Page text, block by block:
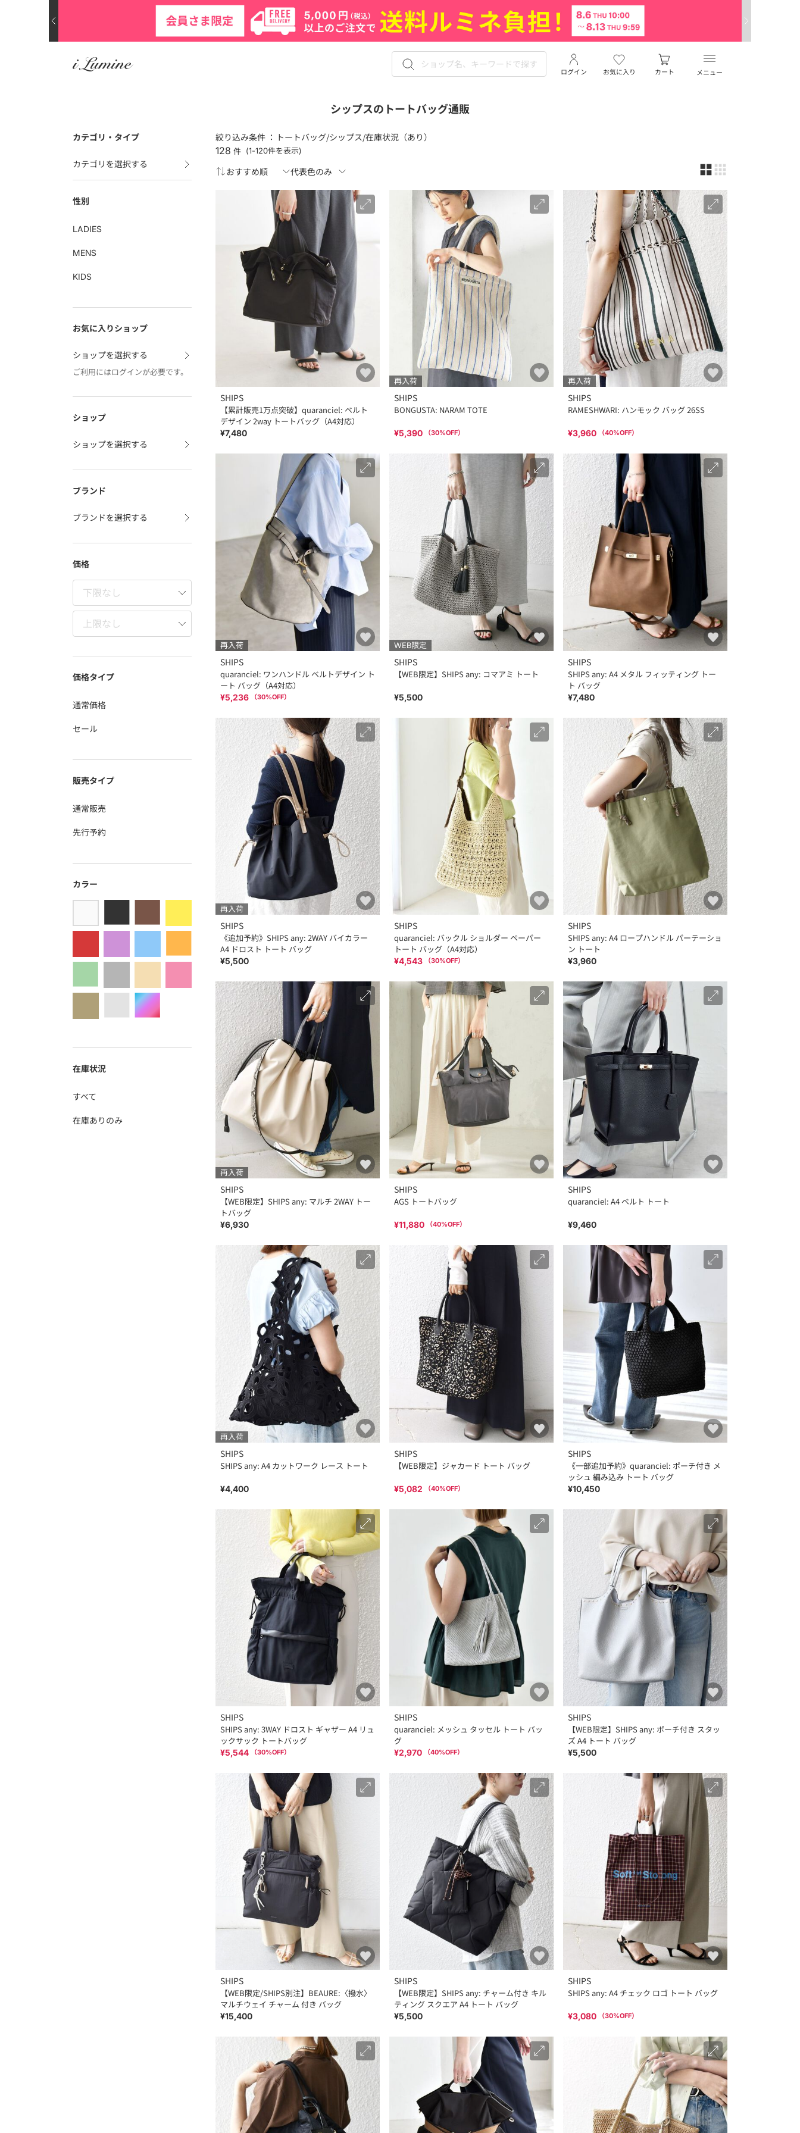
メニュー
お気に入り
ログイン カート
シップスのトートバッグ通販
カテゴリ・タイプ
カテゴリを選択する
性別
LADIES
MENS
KIDS
お気に入りショップ
ショップを選択する
ご利用にはログインが必要です。
ショップ
ショップを選択する
ブランド
ブランドを選択する
価格
価格タイプ
通常価格
セール
販売タイプ
通常販売
先行予約
カラー
在庫状況
すべて
在庫ありのみ
絞り込み条件 ： トートバッグ/シップス/在庫状況（あり）
128 件 (1-120件を表示)
SHIPS
【累計販売1万点突破】quaranciel: ベルト
デザイン 2way トートバッグ（A4対応）
¥7,480
再入荷
SHIPS
BONGUSTA: NARAM TOTE
¥5,390 （30%OFF）
再入荷
SHIPS
RAMESHWARI: ハンモック バッグ 26SS
¥3,960 （40%OFF）
再入荷
SHIPS
quaranciel: ワンハンドル ベルトデザイン ト
ート バッグ（A4対応）
¥5,236 （30%OFF）
WEB限定
SHIPS
【WEB限定】SHIPS any: コマアミ トート
¥5,500
SHIPS
SHIPS any: A4 メタル フィッティング トー
ト バッグ
¥7,480
再入荷
SHIPS
《追加予約》SHIPS any: 2WAY バイカラー
A4 ドロスト トート バッグ
¥5,500
SHIPS
quaranciel: バックル ショルダー ペーパー
トート バッグ（A4対応）
¥4,543 （30%OFF）
SHIPS
SHIPS any: A4 ロープハンドル パーテーショ
ン トート
¥3,960
再入荷
SHIPS
【WEB限定】SHIPS any: マルチ 2WAY トー
トバッグ
¥6,930
SHIPS
AGS トートバッグ
¥11,880 （40%OFF）
SHIPS
quaranciel: A4 ベルト トート
¥9,460
再入荷
SHIPS
SHIPS any: A4 カットワーク レース トート
¥4,400
SHIPS
【WEB限定】ジャカード トート バッグ
¥5,082 （40%OFF）
SHIPS
《一部追加予約》quaranciel: ポーチ付き メ
ッシュ 編み込み トート バッグ
¥10,450
SHIPS
SHIPS any: 3WAY ドロスト ギャザー A4 リュ
ックサック トートバッグ
¥5,544 （30%OFF）
SHIPS
quaranciel: メッシュ タッセル トート バッ
グ
¥2,970 （40%OFF）
SHIPS
【WEB限定】SHIPS any: ポーチ付き スタッ
ズ A4 トート バッグ
¥5,500
SHIPS
【WEB限定/SHIPS別注】BEAURE:〈撥水〉
マルチウェイ チャーム 付き バッグ
¥15,400
SHIPS
【WEB限定】SHIPS any: チャーム付き キル
ティング スクエア A4 トート バッグ
¥5,500
SHIPS
SHIPS any: A4 チェック ロゴ トート バッグ
¥3,080 （30%OFF）